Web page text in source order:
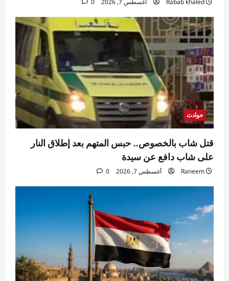
4
السعودية
Rabab khaled
أغسطس 7, 2026
0
5
محافظات
محافظ الجيزة يعلن بدء تطوير ورصف شارع
المطار بطول ١.٥ كم من منطقة المطافئ
وحتى نفق إمبابة
Eman Sherif
أغسطس 7, 2026
حوادث
قتل شاب بالخصوص.. حبس المتهم بعد إطلاق النار
على شاب دافع عن سيدة
Raneem أغسطس 7, 2026 0